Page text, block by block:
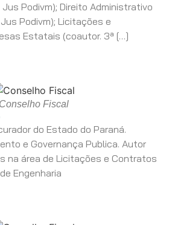
Podivm); Direito Administrativo
Podivm); Licitações e
Estatais (coautor. 3ª […]
Conselho Fiscal
do Estado do Paraná.
e Governança Publica. Autor
na área de Licitações e Contratos
Engenharia